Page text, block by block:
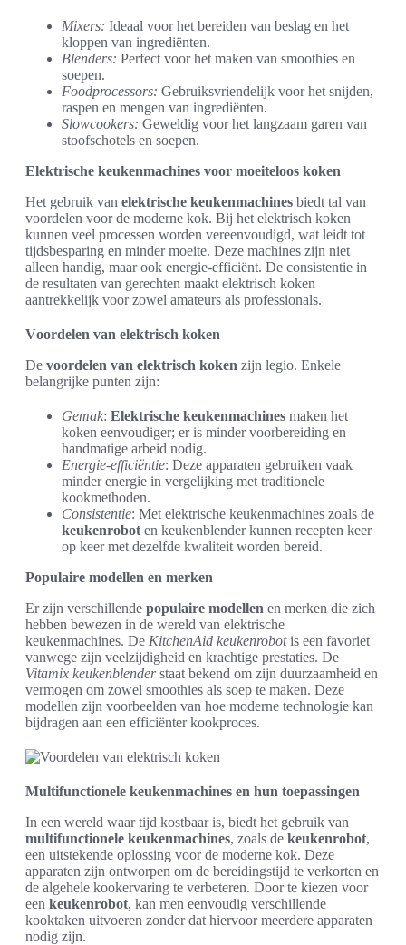
Mixers: Ideaal voor het bereiden van beslag en het
kloppen van ingrediënten.
Blenders: Perfect voor het maken van smoothies en
soepen.
Foodprocessors: Gebruiksvriendelijk voor het snijden,
raspen en mengen van ingrediënten.
Slowcookers: Geweldig voor het langzaam garen van
stoofschotels en soepen.
Elektrische keukenmachines voor moeiteloos koken
Het gebruik van elektrische keukenmachines biedt tal van
voordelen voor de moderne kok. Bij het elektrisch koken
kunnen veel processen worden vereenvoudigd, wat leidt tot
tijdsbesparing en minder moeite. Deze machines zijn niet
alleen handig, maar ook energie-efficiënt. De consistentie in
de resultaten van gerechten maakt elektrisch koken
aantrekkelijk voor zowel amateurs als professionals.
Voordelen van elektrisch koken
De voordelen van elektrisch koken zijn legio. Enkele
belangrijke punten zijn:
Gemak: Elektrische keukenmachines maken het
koken eenvoudiger; er is minder voorbereiding en
handmatige arbeid nodig.
Energie-efficiëntie: Deze apparaten gebruiken vaak
minder energie in vergelijking met traditionele
kookmethoden.
Consistentie: Met elektrische keukenmachines zoals de
keukenrobot en keukenblender kunnen recepten keer
op keer met dezelfde kwaliteit worden bereid.
Populaire modellen en merken
Er zijn verschillende populaire modellen en merken die zich
hebben bewezen in de wereld van elektrische
keukenmachines. De KitchenAid keukenrobotis een favoriet
vanwege zijn veelzijdigheid en krachtige prestaties. De
Vitamix keukenblenderstaat bekend om zijn duurzaamheid en
vermogen om zowel smoothies als soep te maken. Deze
modellen zijn voorbeelden van hoe moderne technologie kan
bijdragen aan een efficiënter kookproces.
Multifunctionele keukenmachines en hun toepassingen
In een wereld waar tijd kostbaar is, biedt het gebruik van
multifunctionele keukenmachines, zoals de keukenrobot,
een uitstekende oplossing voor de moderne kok. Deze
apparaten zijn ontworpen om de bereidingstijd te verkorten en
de algehele kookervaring te verbeteren. Door te kiezen voor
een keukenrobot, kan men eenvoudig verschillende
kooktaken uitvoeren zonder dat hiervoor meerdere apparaten
nodig zijn.